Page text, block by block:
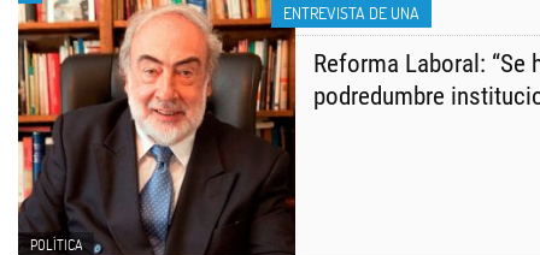
ENTREVISTA DE UNA
POLÍTICA
Reforma Laboral: “Se
podredumbre